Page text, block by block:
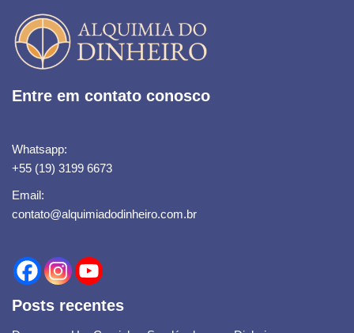
Entre em contato conosco
Whatsapp:
+55 (19) 3199 6673
Email:
contato@alquimiadodinheiro.com.br
Posts recentes